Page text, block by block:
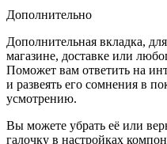
Дополнительно
Дополнительная вкладка,
магазине, доставке или
Поможет вам ответить на
и развеять его сомнения в
усмотрению.
Вы можете убрать её или
галочку в настройках